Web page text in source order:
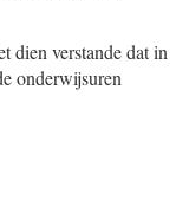
dien verstande dat in
onderwijsuren